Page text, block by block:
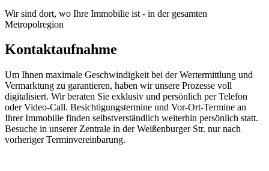
Wir sind dort, wo Ihre Immobilie ist - in der gesamten
Metropolregion
Kontaktaufnahme
Um Ihnen maximale Geschwindigkeit bei der Wertermittlung und
Vermarktung zu garantieren, haben wir unsere Prozesse voll
digitalisiert. Wir beraten Sie exklusiv und persönlich per Telefon
oder Video-Call. Besichtigungstermine und Vor-Ort-Termine an
Ihrer Immobilie finden selbstverständlich weiterhin persönlich statt.
Besuche in unserer Zentrale in der Weißenburger Str. nur nach
vorheriger Terminvereinbarung.